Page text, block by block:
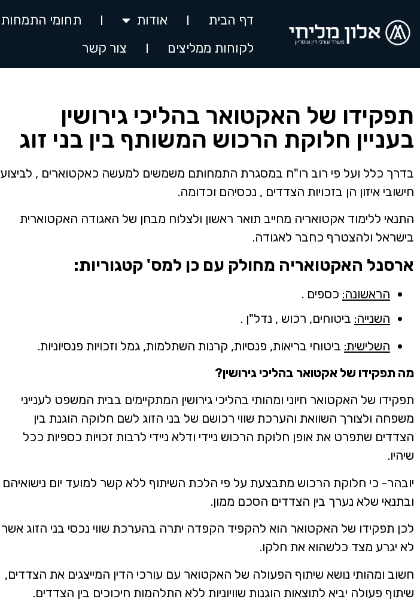
דף הבית אודות תחומי התמחות
לקוחות ממליצים
צור קשר
תפקידו של האקטואר בהליכי גירושין
בעניין חלוקת הרכוש המשותף בין בני זוג
בדרך כלל ועל פי רוב רו"ח במסגרת התמחותם משמשים למעשה כאקטוארים , לביצוע
חישובי איזון הן בזכויות הצדדים , נכסיהם וכדומה.
התנאי ללימוד אקטואריה מחייב תואר ראשון ולצלוח מבחן של האגודה האקטוארית
בישראל ולהצטרף כחבר לאגודה.
ארסנל האקטואריה מחולק עם כן למס' קטגוריות:
הראשונה: כספים .
השנייה: ביטוחים, רכוש , נדל"ן .
השלישית: ביטוחי בריאות, פנסיות, קרנות השתלמות, גמל וזכויות פנסיוניות.
מה תפקידו של אקטואר בהליכי גירושין?
תפקידו של האקטואר חיוני ומהותי בהליכי גירושין המתקיימים בבית המשפט לענייני
משפחה ולצורך השוואת והערכת שווי רכושם של בני הזוג לשם חלוקה הוגנת בין
הצדדים שתפרט את אופן חלוקת הרכוש ניידי ודלא ניידי לרבות זכויות כספיות ככל
שיהיו.
יובהר- כי חלוקת הרכוש מתבצעת על פי הלכת השיתוף ללא קשר למועד יום נישואיהם
ובתנאי שלא נערך בין הצדדים הסכם ממון.
לכן תפקידו של האקטואר הוא להקפיד הקפדה יתרה בהערכת שווי נכסי בני הזוג אשר
לא יגרע מצד כלשהוא את חלקו.
חשוב ומהותי נושא שיתוף הפעולה של האקטואר עם עורכי הדין המייצגים את הצדדים,
שיתוף פעולה יביא לתוצאות הוגנות שוויוניות ללא התלהמות חיכוכים בין הצדדים.